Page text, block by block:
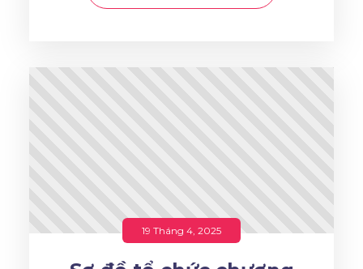
19 Tháng 4, 2025